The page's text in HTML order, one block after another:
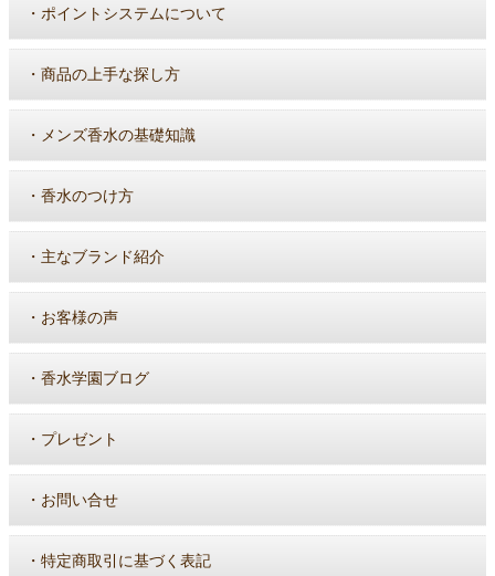
・ ポイントシステムについて
・ 商品の上手な探し方
・ メンズ香水の基礎知識
・ 香水のつけ方
・ 主なブランド紹介
・ お客様の声
・ 香水学園ブログ
・ プレゼント
・ お問い合せ
・ 特定商取引に基づく表記